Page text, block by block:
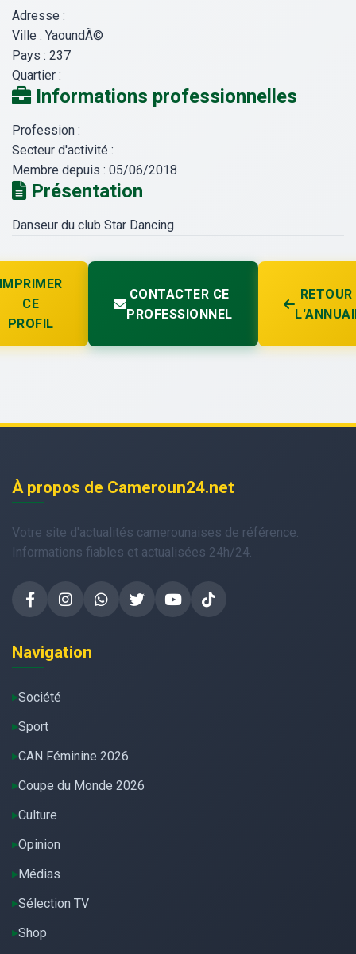
Adresse :
Ville : YaoundÃ©
Pays : 237
Quartier :
Informations professionnelles
Profession :
Secteur d'activité :
Membre depuis : 05/06/2018
Présentation
Danseur du club Star Dancing
CE
PROFIL
CONTACTER CE
PROFESSIONNEL
RETOUR
À propos de Cameroun24.net
Votre site d'actualités camerounaises de référence.
Informations fiables et actualisées 24h/24.
Navigation
Société
Sport
CAN Féminine 2026
Coupe du Monde 2026
Culture
Opinion
Médias
Sélection TV
Shop